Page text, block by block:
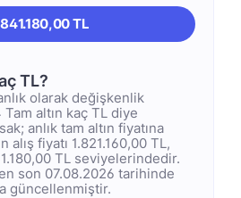
TL
TL?
olarak değişkenlik
altın kaç TL diye
anlık tam altın fiyatına
alış fiyatı 1.821.160,00 TL,
TL seviyelerindedir.
son 07.08.2026 tarihinde
güncellenmiştir.